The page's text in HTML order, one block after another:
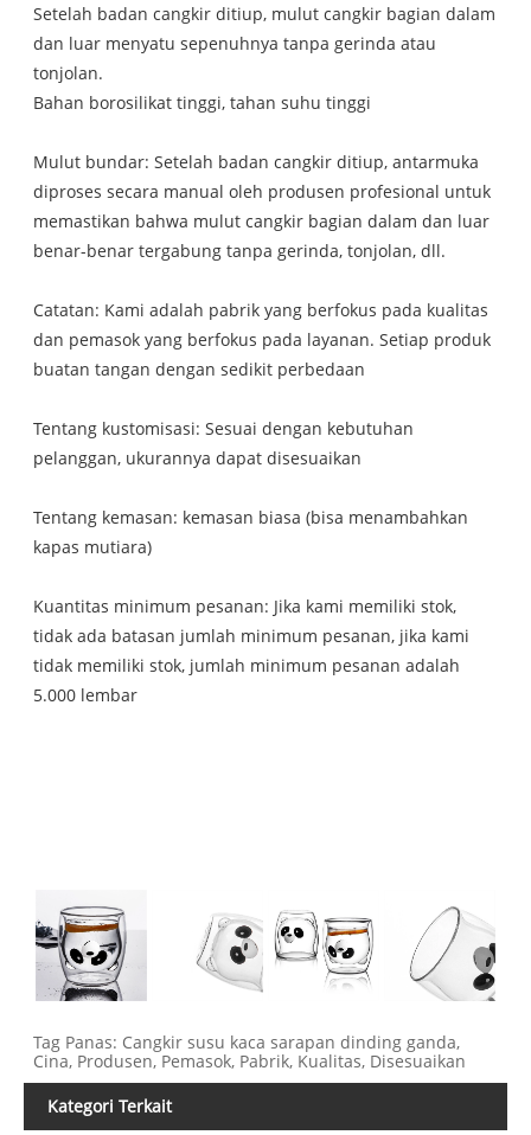
Setelah badan cangkir ditiup, mulut cangkir bagian dalam
dan luar menyatu sepenuhnya tanpa gerinda atau
tonjolan.
Bahan borosilikat tinggi, tahan suhu tinggi
Mulut bundar: Setelah badan cangkir ditiup, antarmuka
diproses secara manual oleh produsen profesional untuk
memastikan bahwa mulut cangkir bagian dalam dan luar
benar-benar tergabung tanpa gerinda, tonjolan, dll.
Catatan: Kami adalah pabrik yang berfokus pada kualitas
dan pemasok yang berfokus pada layanan. Setiap produk
buatan tangan dengan sedikit perbedaan
Tentang kustomisasi: Sesuai dengan kebutuhan
pelanggan, ukurannya dapat disesuaikan
Tentang kemasan: kemasan biasa (bisa menambahkan
kapas mutiara)
Kuantitas minimum pesanan: Jika kami memiliki stok,
tidak ada batasan jumlah minimum pesanan, jika kami
tidak memiliki stok, jumlah minimum pesanan adalah
5.000 lembar
Tag Panas: Cangkir susu kaca sarapan dinding ganda,
Cina, Produsen, Pemasok, Pabrik, Kualitas, Disesuaikan
Kategori Terkait